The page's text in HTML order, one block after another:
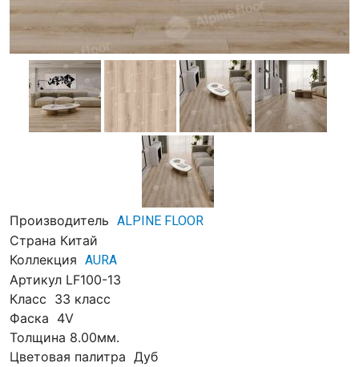
Производитель ALPINE FLOOR
Страна Китай
Коллекция AURA
Артикул LF100-13
Класс 33 класс
Фаска 4V
Толщина 8.00мм.
Цветовая палитра Дуб